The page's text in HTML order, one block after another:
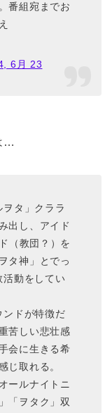
番組宛までお
6月 23
…
タ」クララ
出し、アイド
（教団？）を
タ神」とでっ
活動をしてい
ンドが特徴だ
苦しい悲壮感
会に生きる希
じ取れる。
ールナイトニ
「ヲタク」双